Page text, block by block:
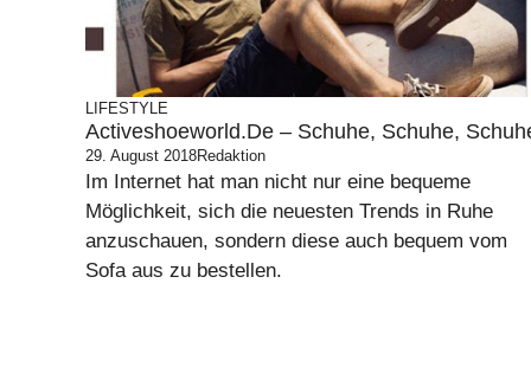
LIFESTYLE
Activeshoeworld.de – Schuhe, Schuhe,
29. August 2018Redaktion
Im Internet hat man nicht nur eine bequeme
Möglichkeit, sich die neuesten Trends in Ruhe
anzuschauen, sondern diese auch bequem vom
Sofa aus zu bestellen.